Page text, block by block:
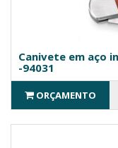
Canivete em aço
-94031
ORÇAMENTO